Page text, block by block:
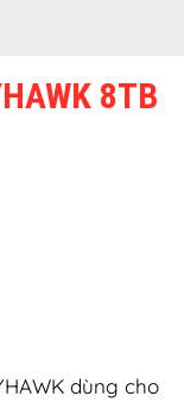
8TB
dùng cho